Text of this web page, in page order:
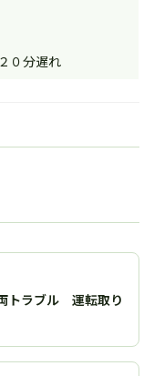
０分遅れ
トラブル 運転取り